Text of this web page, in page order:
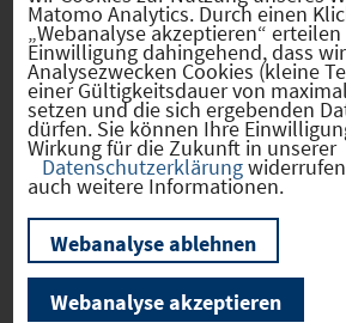
Verkehrsinfrastruktur
Kommunale Infrastruktur
Matomo Analytics. Durch einen
„Webanalyse akzeptieren“
Einwilligung dahingehend, dass
Analysezwecken Cookies (kleine
einer Gültigkeitsdauer von
setzen und die sich ergebenden
dürfen. Sie können Ihre
Wirkung für die Zukunft in unserer
Datenschutzerklärung
auch weitere Informationen.
Webanalyse ablehnen
Webanalyse akzeptieren